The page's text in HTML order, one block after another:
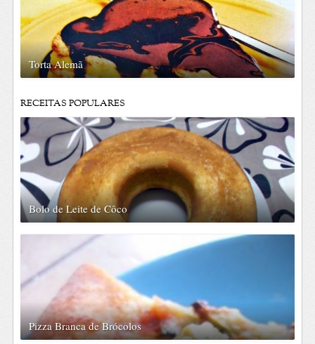
Torta Alemã
RECEITAS POPULARES
Bolo de Leite de Côco
Pizza Branca de Brócolos